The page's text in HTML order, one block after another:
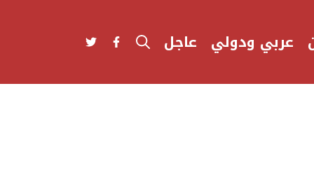
عربي ودولي عاجل